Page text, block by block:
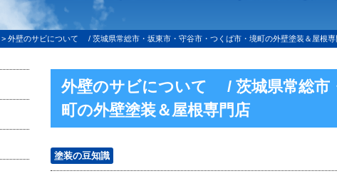
> 外壁のサビについて / 茨城県常総市・坂東市・守谷市・つくば市・境町の外壁塗装＆屋根専
外壁のサビについて / 茨城県常総市
町の外壁塗装＆屋根専門店
塗装の豆知識